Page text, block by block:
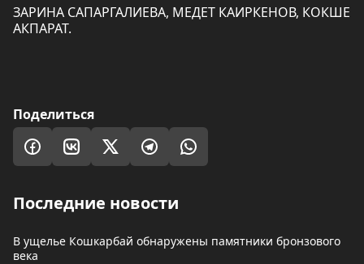
ЗАРИНА САПАРГАЛИЕВА, МЕДЕТ КАИРКЕНОВ, КОКШЕ
АКПАРАТ.
Поделиться
Последние новости
В ущелье Кошкарбай обнаружены памятники бронзового
века